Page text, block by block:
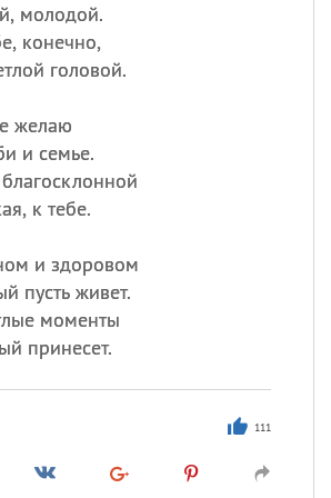
молодой.
конечно,
головой.
желаю
и семье.
к тебе.
и здоровом
пусть живет.
моменты
принесет.
111